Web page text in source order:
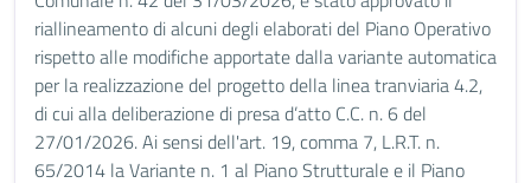
riallineamento di alcuni degli elaborati del Piano Operativo
rispetto alle modifiche apportate dalla variante automatica
per la realizzazione del progetto della linea tranviaria 4.2,
di cui alla deliberazione di presa d’atto C.C. n. 6 del
27/01/2026. Ai sensi dell'art. 19, comma 7, L.R.T. n.
65/2014 la Variante n. 1 al Piano Strutturale e il Piano